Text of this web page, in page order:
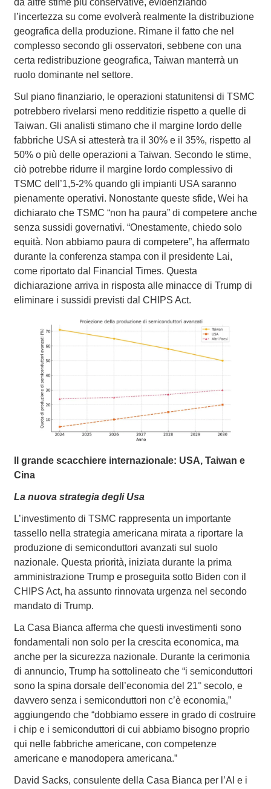
l’incertezza su come evolverà realmente la distribuzione
geografica della produzione. Rimane il fatto che nel
complesso secondo gli osservatori, sebbene con una
certa redistribuzione geografica, Taiwan manterrà un
ruolo dominante nel settore.
Sul piano finanziario, le operazioni statunitensi di TSMC
potrebbero rivelarsi meno redditizie rispetto a quelle di
Taiwan. Gli analisti stimano che il margine lordo delle
fabbriche USA si attesterà tra il 30% e il 35%, rispetto al
50% o più delle operazioni a Taiwan. Secondo le stime,
ciò potrebbe ridurre il margine lordo complessivo di
TSMC dell’1,5-2% quando gli impianti USA saranno
pienamente operativi. Nonostante queste sfide, Wei ha
dichiarato che TSMC “non ha paura” di competere anche
senza sussidi governativi. “Onestamente, chiedo solo
equità. Non abbiamo paura di competere”, ha affermato
durante la conferenza stampa con il presidente Lai,
come riportato dal Financial Times. Questa
dichiarazione arriva in risposta alle minacce di Trump di
eliminare i sussidi previsti dal CHIPS Act.
Il grande scacchiere internazionale: USA, Taiwan e
Cina
La nuova strategia degli Usa
L’investimento di TSMC rappresenta un importante
tassello nella strategia americana mirata a riportare la
produzione di semiconduttori avanzati sul suolo
nazionale. Questa priorità, iniziata durante la prima
amministrazione Trump e proseguita sotto Biden con il
CHIPS Act, ha assunto rinnovata urgenza nel secondo
mandato di Trump.
La Casa Bianca afferma che questi investimenti sono
fondamentali non solo per la crescita economica, ma
anche per la sicurezza nazionale. Durante la cerimonia
di annuncio, Trump ha sottolineato che “i semiconduttori
sono la spina dorsale dell’economia del 21° secolo, e
davvero senza i semiconduttori non c’è economia,”
aggiungendo che “dobbiamo essere in grado di costruire
i chip e i semiconduttori di cui abbiamo bisogno proprio
qui nelle fabbriche americane, con competenze
americane e manodopera americana.”
David Sacks, consulente della Casa Bianca per l’AI e i